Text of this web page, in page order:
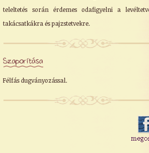
teleltetés során érdemes odafigyelni a
takácsatkákra és pajzstetvekre.
Szaporítása
Félfás dugványozással.